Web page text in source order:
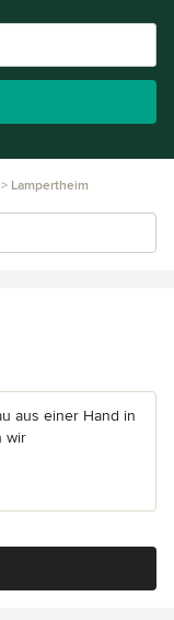
Lampertheim
aus einer Hand in
wir